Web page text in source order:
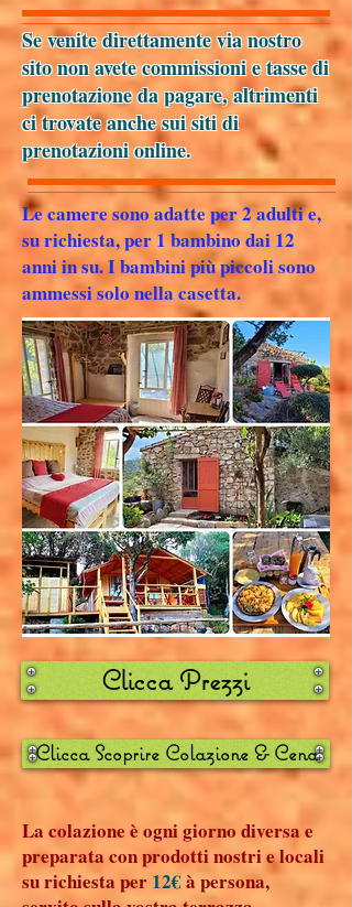
Se venite direttamente via nostro
sito non avete commissioni e tasse di
prenotazione da pagare, altrimenti
ci trovate anche sui siti di
prenotazioni online.
Le camere sono adatte per 2 adulti e,
su richiesta, per 1 bambino dai 12
anni in su. I bambini più piccoli sono
ammessi solo nella casetta.
Clicca Prezzi
Clicca Scoprire Colazione & Cena
La colazione è ogni giorno diversa e
preparata con prodotti nostri e locali
su richiesta per 12€à persona,